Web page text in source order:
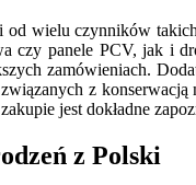
wielu czynników
czy panele PCV, jak i
zamówieniach.
z
jest dokładne
z Polski